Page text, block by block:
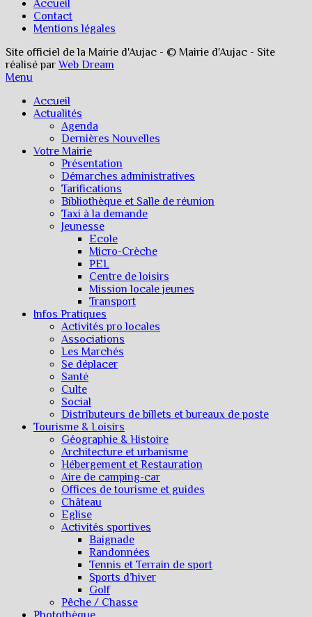
Accueil
Contact
Mentions légales
Site officiel de la Mairie d'Aujac - © Mairie d'Aujac - Site
réalisé parWeb Dream
Menu
Accueil
Actualités
Agenda
Dernières Nouvelles
Votre Mairie
Présentation
Démarches administratives
Tarifications
Bibliothèque et Salle de réunion
Taxi à la demande
Jeunesse
Ecole
Micro-Crèche
PEL
Centre de loisirs
Mission locale jeunes
Transport
Infos Pratiques
Activités pro locales
Associations
Les Marchés
Se déplacer
Santé
Culte
Social
Distributeurs de billets et bureaux de poste
Tourisme & Loisirs
Géographie & Histoire
Architecture et urbanisme
Hébergement et Restauration
Aire de camping-car
Offices de tourisme et guides
Château
Eglise
Activités sportives
Baignade
Randonnées
Tennis et Terrain de sport
Sports d’hiver
Golf
Pêche / Chasse